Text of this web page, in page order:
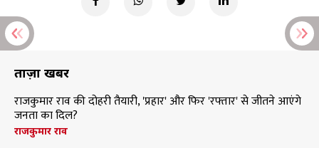
ताज़ा खबरें
राजकुमार राव की दोहरी तैयारी, 'प्रहार' और फिर 'रफ्तार' से जीतने आएंगे
जनता का दिल?
राजकुमार राव